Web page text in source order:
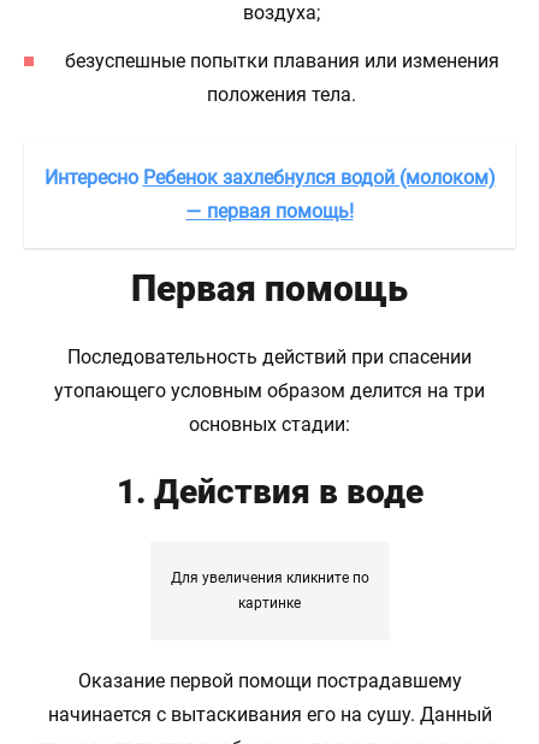
воздуха;
безуспешные попытки плавания или изменения
положения тела.
Интересно Ребенок захлебнулся водой (молоком)
— первая помощь!
Первая помощь
Последовательность действий при спасении
утопающего условным образом делится на три
основных стадии:
1. Действия в воде
Для увеличения кликните по
картинке
Оказание первой помощи пострадавшему
начинается с вытаскивания его на сушу. Данный